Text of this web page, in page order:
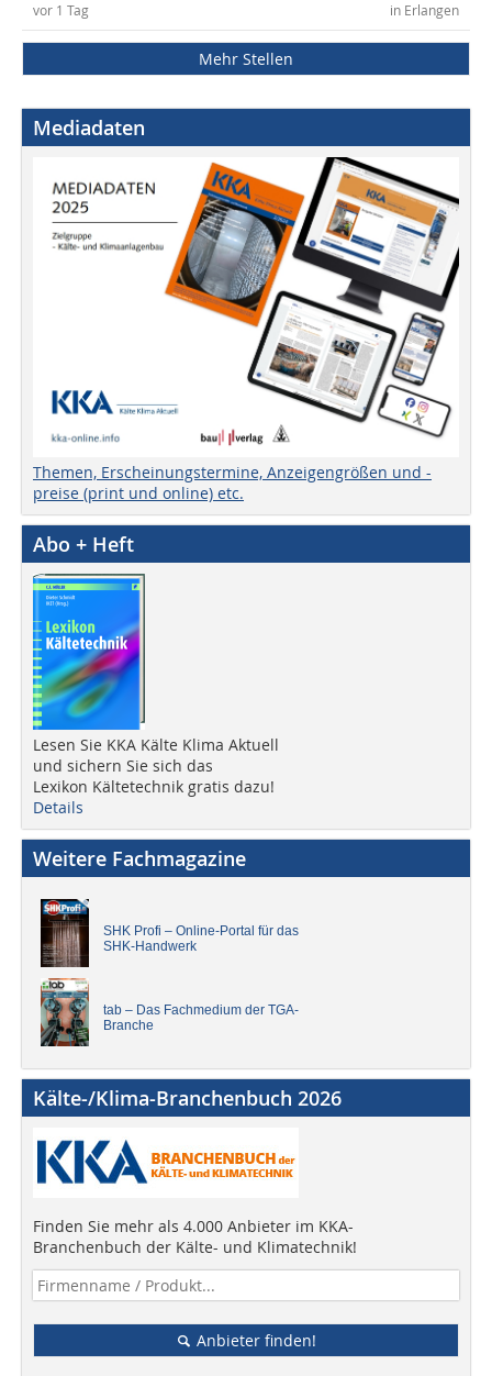
in Erlangen
vor 1 Tag
Mehr Stellen
Mediadaten
Themen, Erscheinungstermine, Anzeigengrößen und -
preise (print und online) etc.
Abo + Heft
Lesen Sie KKA Kälte Klima Aktuell
und sichern Sie sich das
Lexikon Kältetechnik gratis dazu!
Details
Weitere Fachmagazine
SHK Profi – Online-Portal für das
SHK-Handwerk
tab – Das Fachmedium der TGA-
Branche
Kälte-/Klima-Branchenbuch 2026
Finden Sie mehr als 4.000 Anbieter im KKA-
Branchenbuch der Kälte- und Klimatechnik!
Anbieter finden!